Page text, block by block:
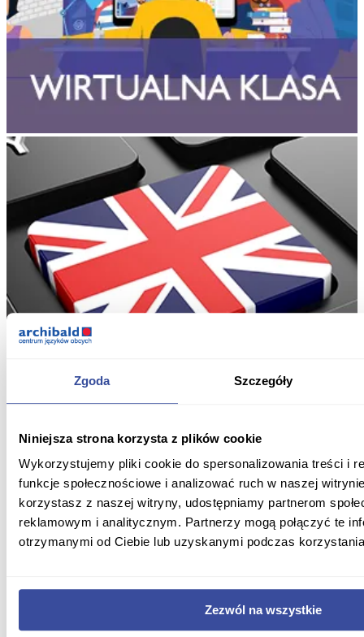
Zgoda Szczegóły
Niniejsza strona korzysta z plików cookie
Wykorzystujemy pliki cookie do spersonalizowania treści i
funkcje społecznościowe i analizować ruch w naszej
korzystasz z naszej witryny, udostępniamy partnerom
reklamowym i analitycznym. Partnerzy mogą połączyć te
otrzymanymi od Ciebie lub uzyskanymi podczas
Zezwól na wszystkie